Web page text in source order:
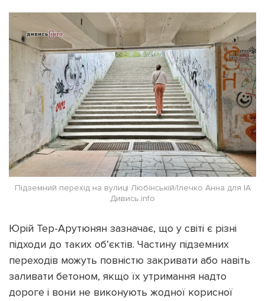
Підземний перехід на вулиці Любінській/Ілечко Анна для ІА
Дивись.info
Юрій Тер-Арутюнян зазначає, що у світі є різні
підходи до таких об’єктів. Частину підземних
переходів можуть повністю закривати або навіть
заливати бетоном, якщо їх утримання надто
дороге і вони не виконують жодної корисної